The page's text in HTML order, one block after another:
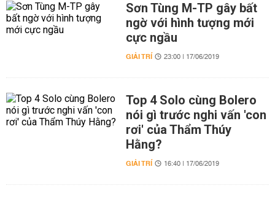
Sơn Tùng M-TP gây bất
ngờ với hình tượng mới
cực ngầu
GIẢI TRÍ 23:00 | 17/06/2019
Top 4 Solo cùng Bolero
nói gì trước nghi vấn 'con
rơi' của Thẩm Thúy
Hằng?
GIẢI TRÍ 16:40 | 17/06/2019